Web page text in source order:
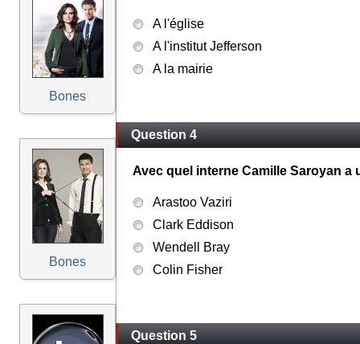
Bones
Bones
A l'église
A l'institut Jefferson
A la mairie
Question 4
Avec quel interne Camille Saroyan a
Arastoo Vaziri
Clark Eddison
Wendell Bray
Colin Fisher
Question 5